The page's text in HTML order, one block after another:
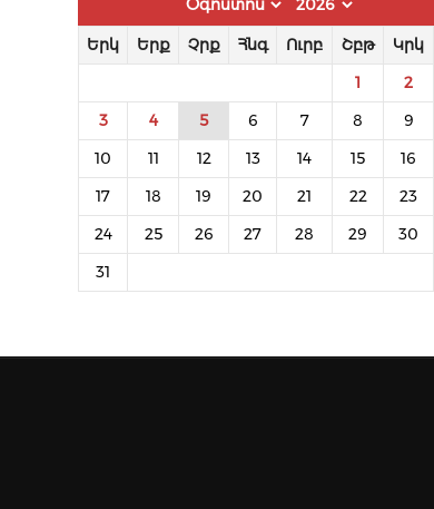
Երկ Երք Չրք Հնգ Ուրբ Շբթ Կրկ
1 2
3 4 5 6 7 8 9
10 11 12 13 14 15 16
17 18 19 20 21 22 23
24 25 26 27 28 29 30
31